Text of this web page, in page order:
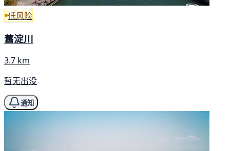
低风险
舊淀川
3.7 km
暂无出没
通知